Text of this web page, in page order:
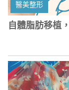
醫美整形
自體脂肪移植